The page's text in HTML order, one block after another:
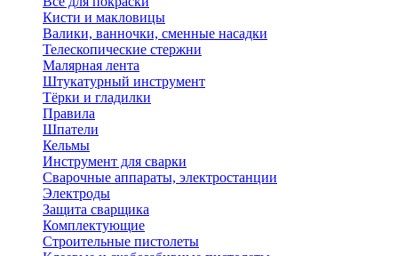
Кисти и макловицы
Валики, ванночки, сменные насадки
Телескопические стержни
Малярная лента
Штукатурный инструмент
Тёрки и гладилки
Правила
Шпатели
Кельмы
Инструмент для сварки
Сварочные аппараты, электростанции
Электроды
Защита сварщика
Комплектующие
Строительные пистолеты